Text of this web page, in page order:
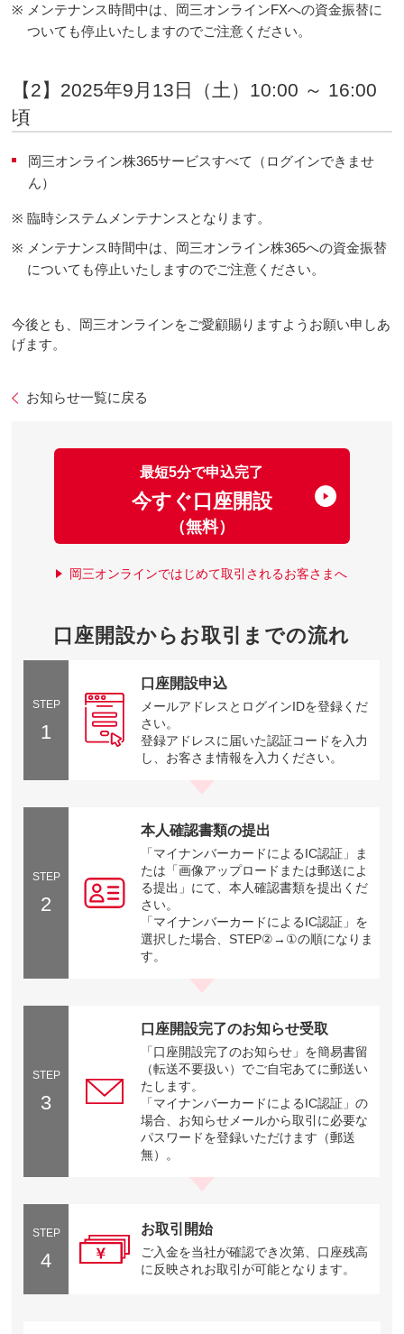
※ メンテナンス時間中は、岡三オンラインFXへの資金振替に
ついても停止いたしますのでご注意ください。
【2】2025年9月13日（土）10:00 ～ 16:00
頃
岡三オンライン株365サービスすべて（ログインできませ
ん）
※ 臨時システムメンテナンスとなります。
※ メンテナンス時間中は、岡三オンライン株365への資金振替
についても停止いたしますのでご注意ください。
今後とも、岡三オンラインをご愛顧賜りますようお願い申しあ
げます。
お知らせ一覧に戻る
最短5分で申込完了
今すぐ口座開設
（無料）
岡三オンラインではじめて取引されるお客さまへ
口座開設からお取引までの流れ
STEP
1
口座開設申込
メールアドレスとログインIDを登録くだ
さい。
登録アドレスに届いた認証コードを入力
し、お客さま情報を入力ください。
STEP
2
本人確認書類の提出
「マイナンバーカードによるIC認証」ま
たは「画像アップロードまたは郵送によ
る提出」にて、本人確認書類を提出くだ
さい。
「マイナンバーカードによるIC認証」を
選択した場合、STEP②→①の順になりま
す。
STEP
3
口座開設完了のお知らせ受取
「口座開設完了のお知らせ」を簡易書留
（転送不要扱い）でご自宅あてに郵送い
たします。
「マイナンバーカードによるIC認証」の
場合、お知らせメールから取引に必要な
パスワードを登録いただけます（郵送
無）。
STEP
4
お取引開始
ご入金を当社が確認でき次第、口座残高
に反映されお取引が可能となります。